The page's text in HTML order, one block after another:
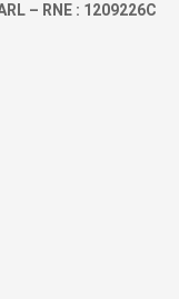
– RNE : 1209226C